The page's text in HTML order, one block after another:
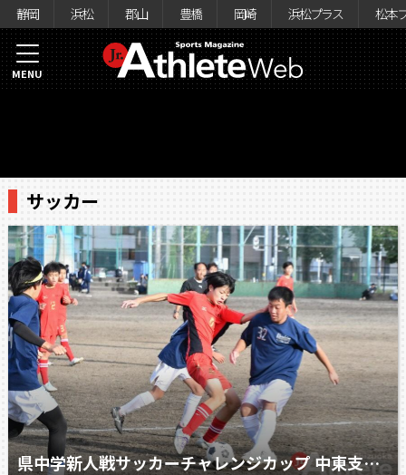
静岡 浜松 郡山 豊橋 岡崎 浜松プラス 松本
MENU
サッカー
県中学新人戦サッカーチャレンジカップ 中東支部予選：決勝 日本平クラブ vs 清水七